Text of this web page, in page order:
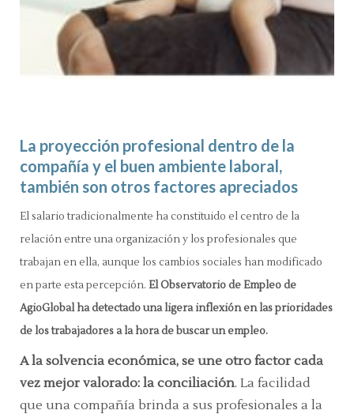
La proyección profesional dentro de la
compañía y el buen ambiente laboral,
también son otros factores apreciados
El salario tradicionalmente ha constituido el centro de la
relación entre una organización y los profesionales que
trabajan en ella, aunque los cambios sociales han modificado
en parte esta percepción. El Observatorio de Empleo de
AgioGlobal ha detectado una ligera inflexión en las prioridades
de los trabajadores a la hora de buscar un empleo.
A la solvencia económica, se une otro factor cada
vez mejor valorado: la conciliación. La facilidad
que una compañía brinda a sus profesionales a la